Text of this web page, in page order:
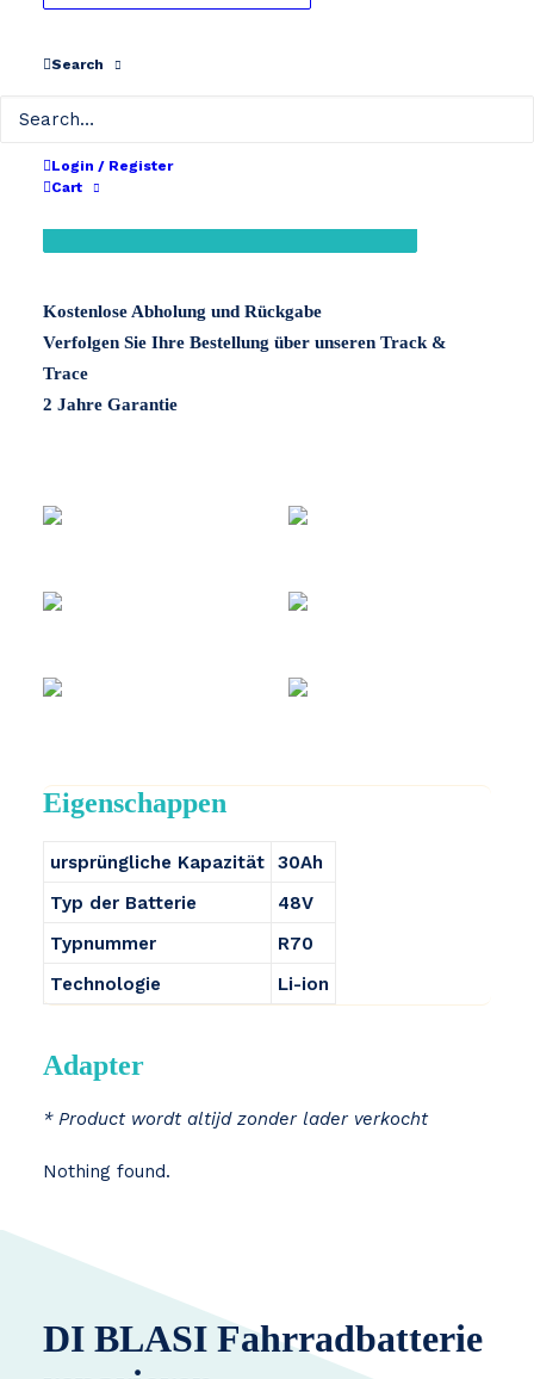
Search
Login / Register
Cart
48V
29Ah
BLASI
R70
48V
Kostenlose Abholung und Rückgabe
Verfolgen Sie Ihre Bestellung über unseren Track &
Trace
2 Jahre Garantie
Eigenschappen
ursprüngliche Kapazität
30Ah
Typ der Batterie
48V
Typnummer
R70
Technologie
Li-ion
Adapter
* Product wordt altijd zonder lader verkocht
Nothing found.
DI BLASI Fahrradbatterie